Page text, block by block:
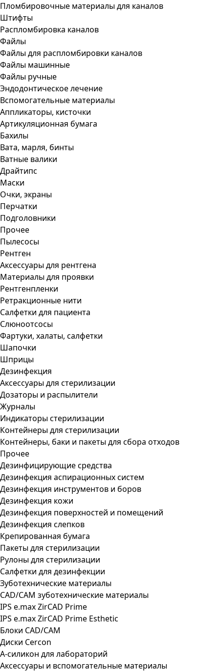
Пломбировочные материалы для каналов
Штифты
Распломбировка каналов
Файлы
Файлы для распломбировки каналов
Файлы машинные
Файлы ручные
Эндодонтическое лечение
Вспомогательные материалы
Аппликаторы, кисточки
Артикуляционная бумага
Бахилы
Вата, марля, бинты
Ватные валики
Драйтипс
Маски
Очки, экраны
Перчатки
Подголовники
Прочее
Пылесосы
Рентген
Аксессуары для рентгена
Материалы для проявки
Рентгенпленки
Ретракционные нити
Салфетки для пациента
Слюноотсосы
Фартуки, халаты, салфетки
Шапочки
Шприцы
Дезинфекция
Аксессуары для стерилизации
Дозаторы и распылители
Журналы
Индикаторы стерилизации
Контейнеры для стерилизации
Контейнеры, баки и пакеты для сбора отходов
Прочее
Дезинфицирующие средства
Дезинфекция аспирационных систем
Дезинфекция инструментов и боров
Дезинфекция кожи
Дезинфекция поверхностей и помещений
Дезинфекция слепков
Крепированная бумага
Пакеты для стерилизации
Рулоны для стерилизации
Салфетки для дезинфекции
Зуботехнические материалы
CAD/CAM зуботехнические материалы
IPS e.max ZirCAD Prime
IPS e.max ZirCAD Prime Esthetic
Блоки CAD/CAM
Диски Cercon
А-силикон для лабораторий
Аксессуары и вспомогательные материалы